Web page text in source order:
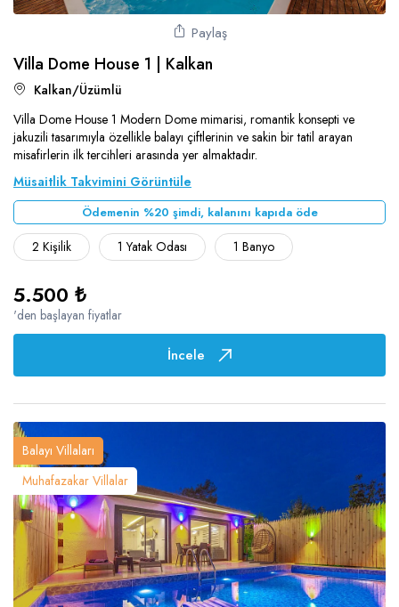
Paylaş
Villa Dome House 1 | Kalkan
Kalkan/Üzümlü
Villa Dome House 1 Modern Dome mimarisi, romantik konsepti ve
jakuzili tasarımıyla özellikle balayı çiftlerinin ve sakin bir tatil arayan
misafirlerin ilk tercihleri arasında yer almaktadır.
Müsaitlik Takvimini Görüntüle
Ödemenin %20 şimdi, kalanını kapıda öde
2 Kişilik 1 Yatak Odası 1 Banyo
5.500 ₺
'den başlayan fiyatlar
İncele
Balayı Villaları
Muhafazakar Villalar